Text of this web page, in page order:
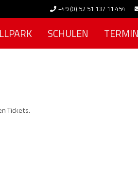
+49 (0) 52 51 137 11 454
SCHULEN
Tickets.